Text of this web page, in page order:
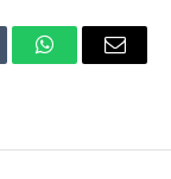
WhatsAppEmail